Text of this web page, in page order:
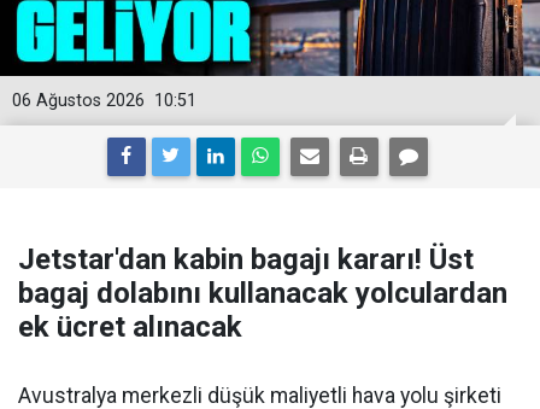
10:51
06 Ağustos 2026
Jetstar'dan kabin bagajı kararı! Üst
bagaj dolabını kullanacak yolculardan
ek ücret alınacak
Avustralya merkezli düşük maliyetli hava yolu şirketi